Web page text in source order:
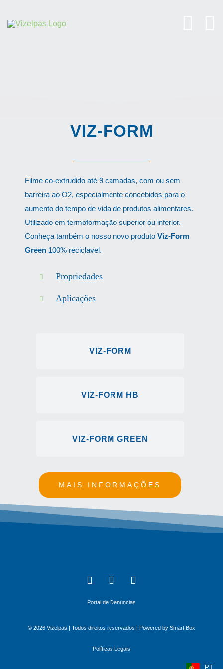
VIZ-FORM
Filme co-extrudido até 9 camadas, com ou sem
barreira ao O2, especialmente concebidos para o
aumento do tempo de vida de produtos alimentares.
Utilizado em termoformação superior ou inferior.
Conheça também o nosso novo produto Viz-Form
Green100% reciclavel.
Propriedades
Aplicações
VIZ-FORM
VIZ-FORM HB
VIZ-FORM GREEN
MAIS INFORMAÇÕES
Portal de Denúncias
© 2026 Vizelpas | Todos direitos reservados | Powered by Smart Box
Políticas Legais
PT